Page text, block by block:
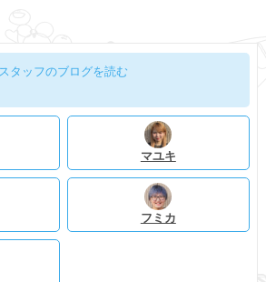
スタッフのブログを読む
マユキ
フミカ